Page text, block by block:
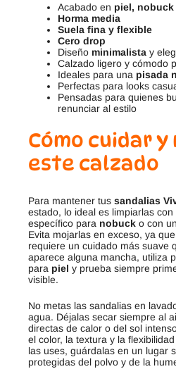
Acabado en piel, nobuck
Horma media
Suela fina y flexible
Cero drop
Diseño minimalista y
Calzado ligero y cómodo
Ideales para una pisada
Perfectas para looks
Pensadas para quienes
renunciar al estilo
Cómo cuidar
este calzado
Para mantener tus sandalias
estado, lo ideal es limpiarlas
específico para nobuck o con
Evita mojarlas en exceso, ya
requiere un cuidado más suave
aparece alguna mancha, utiliza
para piel y prueba siempre
visible.
No metas las sandalias en
agua. Déjalas secar siempre al
directas de calor o del sol
el color, la textura y la
las uses, guárdalas en un lugar
protegidas del polvo y de la